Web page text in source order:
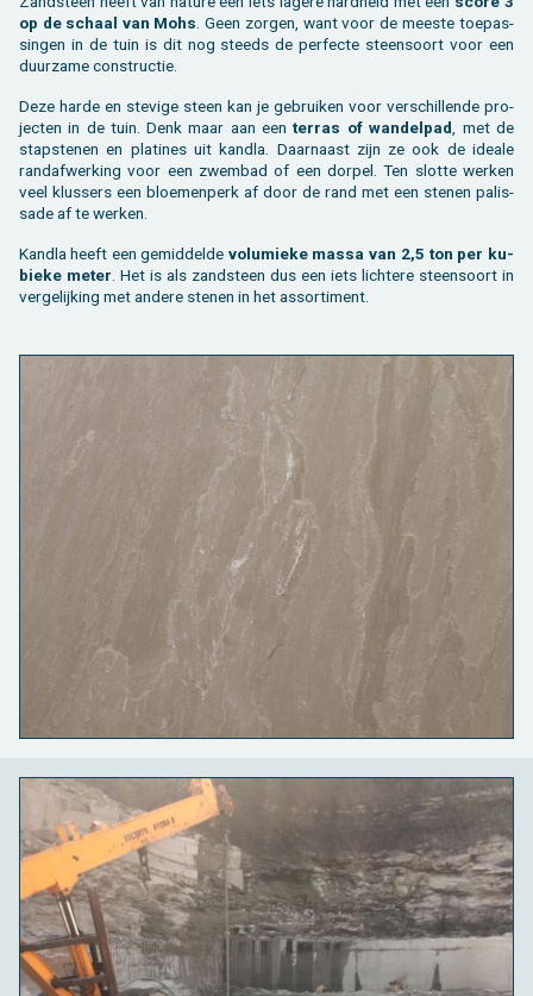
op de schaal van Mohs. Geen zor­gen, want voor de mees­te toe­pas­
sin­gen in de tuin is dit nog steeds de per­fec­te steen­soort voor een
duur­za­me con­struc­tie.
Deze harde en ste­vi­ge steen kan je ge­brui­ken voor ver­schil­len­de pro­
jec­ten in de tuin. Denk maar aan een ter­ras of wan­del­pad, met de
stap­ste­nen en pla­ti­nes uit kan­d­la. Daar­naast zijn ze ook de ide­a­le
rand­af­wer­king voor een zwem­bad of een dor­pel. Ten slot­te wer­ken
veel klus­sers een bloe­men­perk af door de rand met een ste­nen pa­lis­
sa­de af te wer­ken.
Kan­d­la heeft een ge­mid­del­de vo­lu­mie­ke massa van 2,5 ton per ku­
bie­ke meter. Het is als zand­steen dus een iets lich­te­re steen­soort in
ver­ge­lij­king met an­de­re ste­nen in het as­sor­ti­ment.
Toebehoren tegels / bestrating
Bekijk alles van terras
Vierkante palen
Gleufpalen
Toebehoren
Bekijk alles van tuinafsluiting
Bekijk alles van bijgebouw
Toebehoren
Bekijk alles van constructie
Speeltuigen
Dierenverblijf
Onderhoudsproducten
Varia
Bekijk alles van tuininrichting